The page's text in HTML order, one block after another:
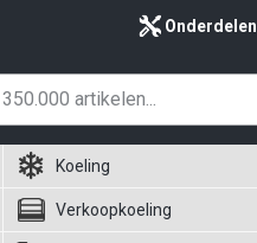
Onderdelen
Koeling
Verkoopkoeling